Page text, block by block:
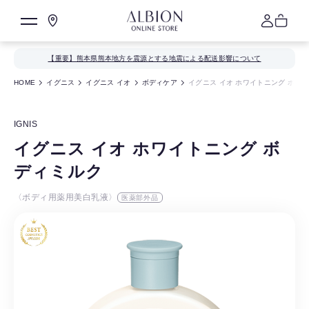
【重要】熊本県熊本地方を震源とする地震による配送影響について
HOME イグニス イグニス イオ ボディケア イグニス イオ ホワイトニング ボデ
IGNIS
イグニス イオ ホワイトニング ボ
ディミルク
〈ボディ用薬用美白乳液〉 医薬部外品